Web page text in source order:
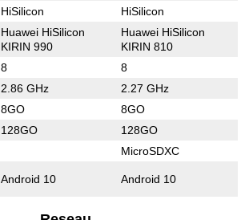
HiSilicon HiSilicon
Huawei HiSilicon
KIRIN 990
Huawei HiSilicon
KIRIN 810
8 8
2.86 GHz 2.27 GHz
8GO 8GO
128GO 128GO
MicroSDXC
Android 10 Android 10